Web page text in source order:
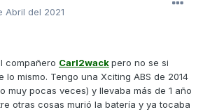
Abril del 2021
compañero Carl2wackpero no se si
lo mismo. Tengo una Xciting ABS de 2014
muy pocas veces) y llevaba más de 1 año
otras cosas murió la batería y ya tocaba